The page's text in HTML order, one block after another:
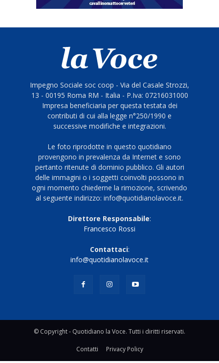
Impegno Sociale soc coop - Via del Casale Strozzi,
13 - 00195 Roma RM - Italia - P.Iva: 07216031000
Impresa beneficiaria per questa testata dei
contributi di cui alla legge n°250/1990 e
successive modifiche e integrazioni.
Le foto riprodotte in questo quotidiano
provengono in prevalenza da Internet e sono
pertanto ritenute di dominio pubblico. Gli autori
delle immagini o i soggetti coinvolti possono in
ogni momento chiederne la rimozione, scrivendo
al seguente indirizzo: info@quotidianolavoce.it.
Direttore Responsabile:
Francesco Rossi
Contattaci:
info@quotidianolavoce.it
© Copyright - Quotidiano la Voce. Tutti i diritti riservati.
Contatti Privacy Policy